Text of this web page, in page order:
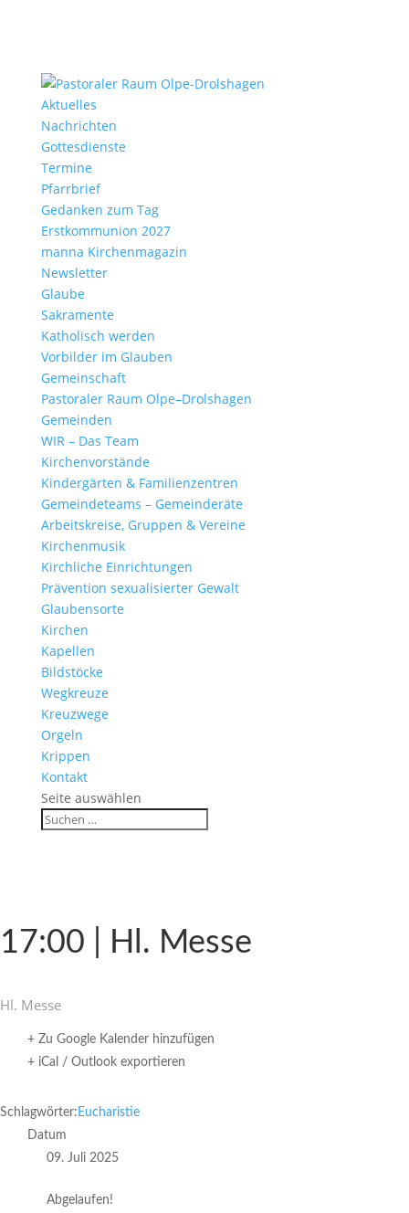
Aktu­elles
Nach­richten
Gottes­dienste
Termine
Pfarr­brief
Gedanken zum Tag
Erst­kom­mu­nion 2027
manna Kirchen­ma­gazin
News­letter
Glaube
Sakra­mente
Katho­lisch werden
Vorbilder im Glauben
Gemein­schaft
Pasto­raler Raum Olpe–Drolshagen
Gemeinden
WIR – Das Team
Kirchen­vor­stände
Kinder­gärten & Familienzentren
Gemein­de­teams – Gemeinderäte
Arbeits­kreise, Gruppen & Vereine
Kirchen­musik
Kirch­liche Einrichtungen
Präven­tion sexua­li­sierter Gewalt
Glau­ben­s­orte
Kirchen
Kapellen
Bild­stöcke
Wegkreuze
Kreuz­wege
Orgeln
Krippen
Kontakt
Seite auswählen
17:00 | Hl. Messe
Hl. Messe
+ Zu Google Kalender hinzufügen
+ iCal / Outlook exportieren
Schlagwörter: Eucharistie
Datum
09. Juli 2025
Abgelaufen!